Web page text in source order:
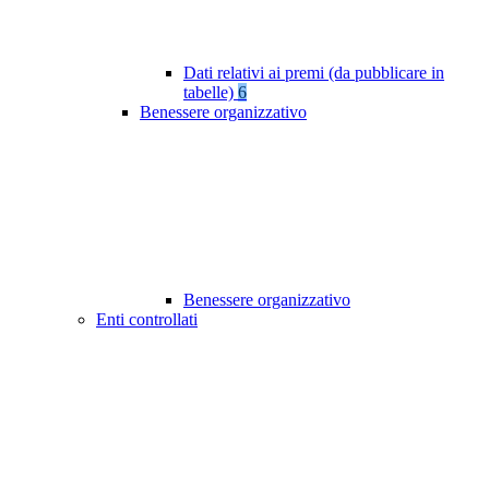
Dati relativi ai premi (da pubblicare in
tabelle) 6
Benessere organizzativo
Benessere organizzativo
Enti controllati